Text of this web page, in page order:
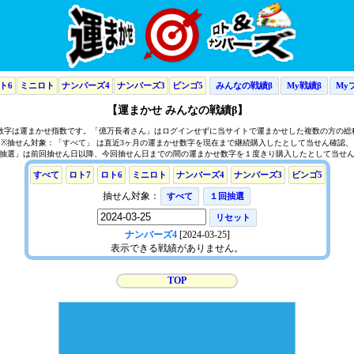
6 ミニロト ナンバーズ4 ナンバーズ3 ビンゴ5 みんなの戦績β My戦績β My
【運まかせ みんなの戦績β】
は運まかせ指数です。「億万長者さん」はログインせずに当サイトで運まかせした複数の方の総
※抽せん対象：「すべて」 は直近3ヶ月の運まかせ数字を現在まで継続購入したとして当せん確認、
抽選」は前回抽せん日以降、今回抽せん日までの間の運まかせ数字を１度きり購入したとして当せん
すべて ロト7 ロト6 ミニロト ナンバーズ4 ナンバーズ3 ビンゴ5
抽せん対象： すべて １回抽選
リセット
ナンバーズ4 [2024-03-25]
表示できる戦績がありません。
TOP